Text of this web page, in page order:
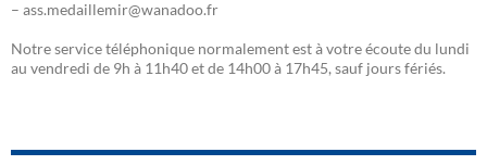
– ass.medaillemir@wanadoo.fr
Notre service téléphonique normalement est à votre écoute du lundi
au vendredi de 9h à 11h40 et de 14h00 à 17h45, sauf jours fériés.